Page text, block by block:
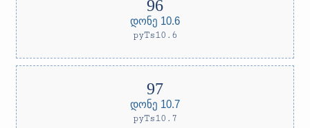
დონე 10.6
pyTs10.6
დონე 10.7
pyTs10.7